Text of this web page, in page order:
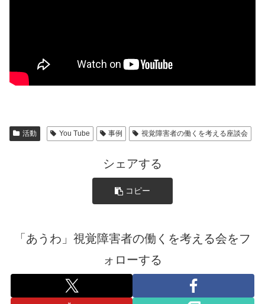
活動 You Tube 事例 視覚障害者の働くを考える座談会
シェアする
コピー
「あうわ」視覚障害者の働くを考える会をフ
ォローする